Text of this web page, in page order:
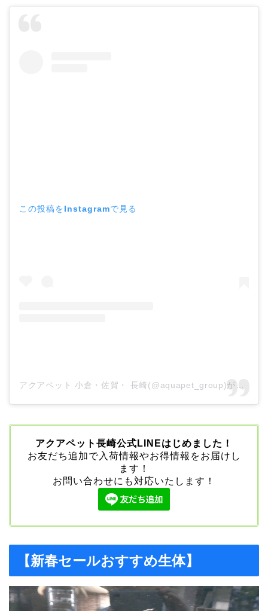
この投稿をInstagramで見る
アクアペット 小倉・佐賀・ 長崎(@aquapet_group)がシェアした投稿
アクアペット長崎公式LINEはじめました！
お友だち追加で入荷情報やお得情報をお届けし
ます！
お問い合わせにも対応いたします！
【新春セールおすすめ生体】